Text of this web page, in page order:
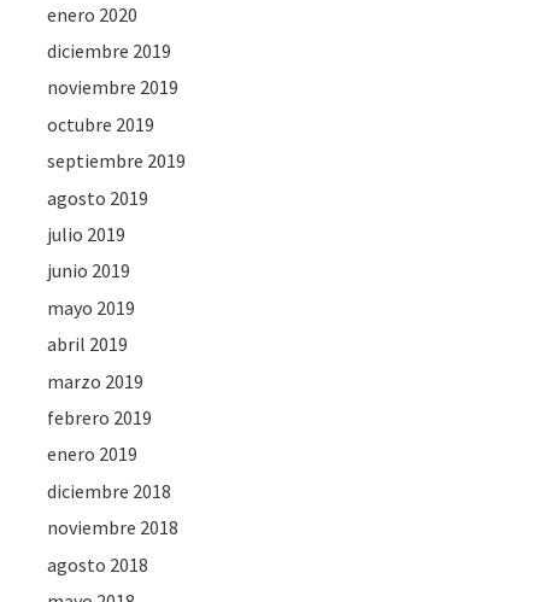
enero 2020
diciembre 2019
noviembre 2019
octubre 2019
septiembre 2019
agosto 2019
julio 2019
junio 2019
mayo 2019
abril 2019
marzo 2019
febrero 2019
enero 2019
diciembre 2018
noviembre 2018
agosto 2018